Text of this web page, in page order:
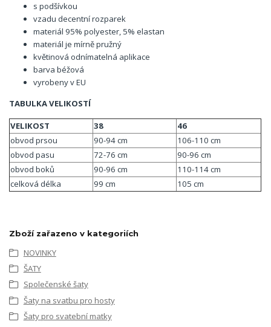
s podšívkou
vzadu decentní rozparek
materiál 95% polyester, 5% elastan
materiál je mírně pružný
květinová odnímatelná aplikace
barva béžová
vyrobeny v EU
TABULKA VELIKOSTÍ
VELIKOST 38
46
obvod prsou
90-94 cm
106-110 cm
obvod pasu
72-76 cm
90-96 cm
obvod boků
90-96 cm
110-114 cm
celková délka
99 cm 105 cm
Zboží zařazeno v kategoriích
NOVINKY
ŠATY
Společenské šaty
Šaty na svatbu pro hosty
Šaty pro svatební matky